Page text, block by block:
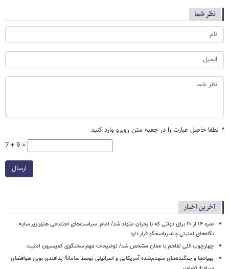
نظر شما
* لطفا حاصل عبارت را در جعبه متن روبرو وارد کنید
7 + 9 =
ارسال
آخرین اخبار
نمره ۱۴ از ۲۰ برای دولتی که با بحران متولد شد/ امام: سیاست‌های اجتماعی هنوز زیر سایه
نگاه‌های امنیتی و غیرپاسخگو قرار دارد
چهارچوب کلی تفاهم با عمان مشخص شد/ توضیحات مهم سخنگوی کمیسیون امنیت
پهپادها و جنگنده‌های منهدم‌شده آمریکایی و اسرائیلی توسط سامانۀ پدافندی نوین هوافضای